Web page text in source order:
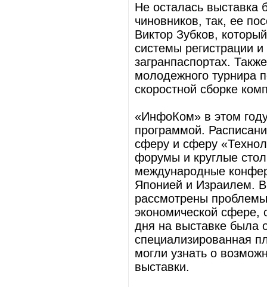
Не осталась выставка
чиновников, так, ее
Виктор Зубков,
системы регистрации
загранпаспортах.
молодежного турнира
скоростной сборке
«ИнфоКом» в этом
программой.
сферу и сферу
форумы и круглые
международные
Японией и Израилем.
рассмотрены
экономической сфере,
дня на выставке была
специализированная
могли узнать о
выставки.